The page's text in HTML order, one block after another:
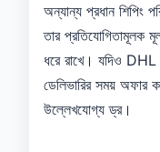
অন্যান্য প্রধান শিপিং
তার প্রতিযোগিতামূলক
ধরে রাখে। যদিও
ডেলিভারির সময় অফার
উল্লেখযোগ্য ড্র।